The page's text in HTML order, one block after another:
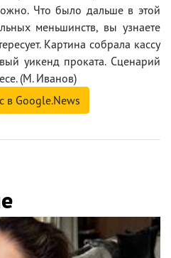
Что было дальше в этой
меньшинств, вы узнаете
Картина собрала кассу
уикенд проката. Сценарий
(М. Иванов)
в Google.News